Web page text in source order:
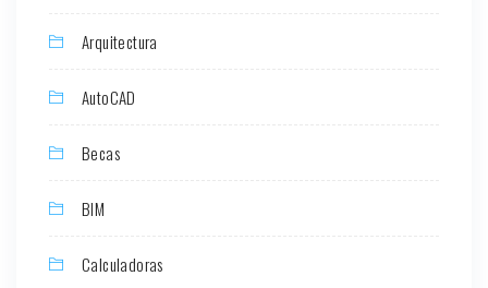
Arquitectura
AutoCAD
Becas
BIM
Calculadoras